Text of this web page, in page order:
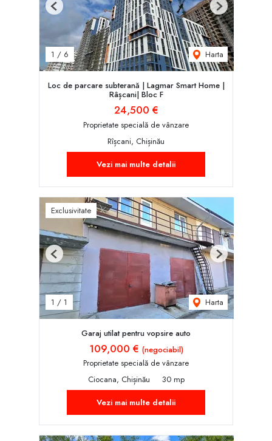
1 / 6 Harta
Previous Next
Loc de parcare subterană | Lagmar Smart Home |
Râșcani| Bloc F
24,500 €
Proprietate specială de vânzare
Rîșcani, Chișinău
Vezi mai multe detalii
Exclusivitate
1 / 1 Harta
Previous Next
Garaj utilat pentru vopsire auto
109,000 € (negociabil)
Proprietate specială de vânzare
Ciocana, Chișinău
30 mp
Vezi mai multe detalii